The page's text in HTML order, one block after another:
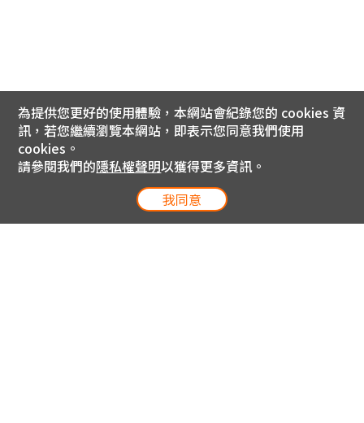
為提供您更好的使用體驗，本網站會紀錄您的 cookies 資
訊，若您繼續瀏覽本網站，即表示您同意我們使用
cookies。
請參閱我們的隱私權聲明以獲得更多資訊。
我同意